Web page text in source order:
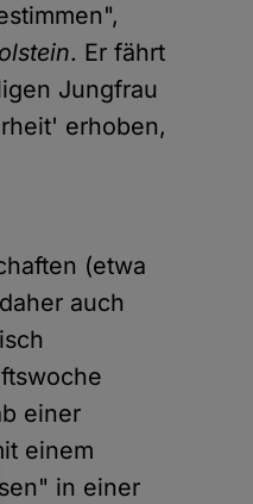
. Er fährt
Jungfrau
erhoben,
(etwa
auch
einer
einem
in einer